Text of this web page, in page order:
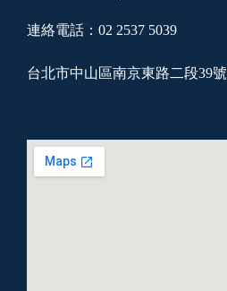
連絡電話：02 2537 5039
台北市中山區南京東路二段39號